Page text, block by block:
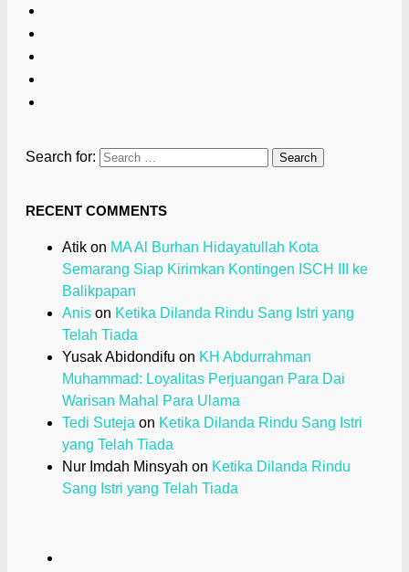
Search for:
RECENT COMMENTS
Atik on MA Al Burhan Hidayatullah Kota
Semarang Siap Kirimkan Kontingen ISCH III ke
Balikpapan
Anis on Ketika Dilanda Rindu Sang Istri yang
Telah Tiada
Yusak Abidondifu on KH Abdurrahman
Muhammad: Loyalitas Perjuangan Para Dai
Warisan Mahal Para Ulama
Tedi Suteja on Ketika Dilanda Rindu Sang Istri
yang Telah Tiada
Nur Imdah Minsyah on Ketika Dilanda Rindu
Sang Istri yang Telah Tiada